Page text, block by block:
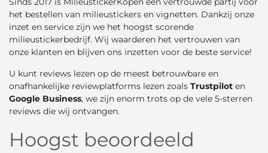
het bestellen van milieustickers en vignetten. Dankzij onze
inzet en service zijn we het hoogst scorende
milieustickerbedrijf. Wij waarderen het vertrouwen van
onze klanten en blijven ons inzetten voor de beste service!
U kunt reviews lezen op de meest betrouwbare en
onafhankelijke reviewplatforms lezen zoals Trustpilot en
Google Business, we zijn enorm trots op de vele 5-sterren
reviews die wij ontvangen.
Hoogst beoordeeld